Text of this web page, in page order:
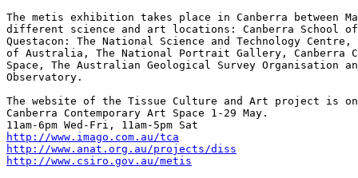
The metis exhibition takes place in Canberra between
different science and art locations: Canberra School
Questacon: The National Science and Technology
of Australia, The National Portrait Gallery, Canberra
Space, The Australian Geological Survey Organisation
Observatory.
The website of the Tissue Culture and Art project is
Canberra Contemporary Art Space 1-29 May.
http://www.imago.com.au/tca
http://www.anat.org.au/projects/diss
http://www.csiro.gov.au/metis